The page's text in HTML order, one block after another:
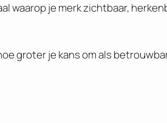
waarop je merk zichtbaar,
groter je kans om als